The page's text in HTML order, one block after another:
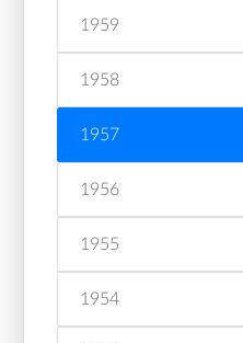
1959
1958
1957
1956
1955
1954